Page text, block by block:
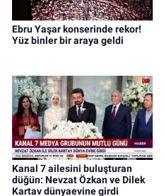
Ebru Yaşar konserinde rekor!
Yüz binler bir araya geldi
Kanal 7 ailesini buluşturan
düğün: Nevzat Özkan ve Dilek
Kartav dünyaevine girdi